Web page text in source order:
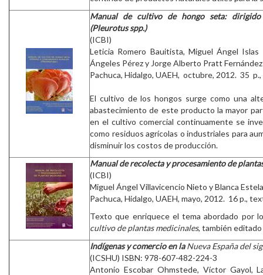
Manual de cultivo de hongo seta: dirigido
(Pleurotus spp.)
(ICBI)
Leticia Romero Bauitista, Miguel Ángel Islas
Ángeles Pérez y Jorge Alberto Pratt Fernández
Pachuca, Hidalgo, UAEH, octubre, 2012. 35
El cultivo de los hongos surge como una
abastecimiento de este producto la mayor
en el cultivo comercial continuamente se
como residuos agrícolas o industriales para
disminuir los costos de producción.
Manual de recolecta y procesamiento de
(ICBI)
Miguel Ángel Villavicencio Nieto y Blanca
Pachuca, Hidalgo, UAEH, mayo, 2012. 16 p.,
Texto que enriquece el tema abordado por
cultivo de plantas medicinales, también editado
Indígenas y comercio en laNueva España del
(ICSHU) ISBN: 978-607-482-224-3
Antonio Escobar Ohmstede, Víctor Gayol,